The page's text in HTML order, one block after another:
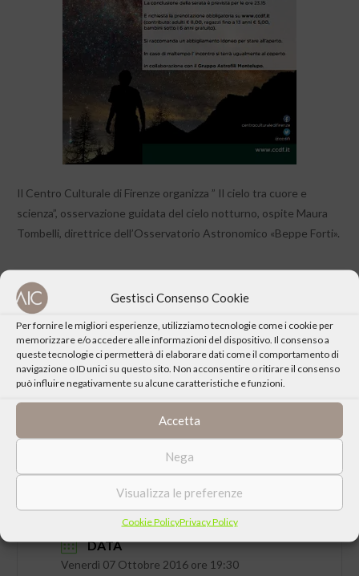
Gestisci Consenso Cookie
Per fornire le migliori esperienze, utilizziamo tecnologie come i cookie per
memorizzare e/o accedere alle informazioni del dispositivo. Il consenso a
queste tecnologie ci permetterà di elaborare dati come il comportamento di
navigazione o ID unici su questo sito. Non acconsentire o ritirare il consenso
può influire negativamente su alcune caratteristiche e funzioni.
Accetta
Nega
Visualizza le preferenze
Cookie PolicyPrivacy Policy
Il Centro Culturale di Firenze organizza ” Il cielo tra cuore e
scienza”, osservazione guidata del cielo notturno, ospite Maura
Tombelli, direttrice dell’Osservatorio Astronomico «Beppe Forti».
CONDIVIDI QUESTO EVENTO
DATA
Venerdì 07 Ottobre 2016 ore 19:30